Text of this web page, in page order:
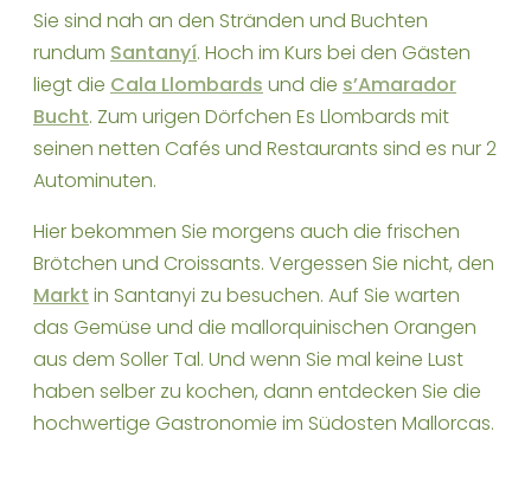
Sie sind nah an den Stränden und Buchten
rundum Santanyí. Hoch im Kurs bei den Gästen
liegt die Cala Llombards und die s’Amarador
Bucht. Zum urigen Dörfchen Es Llombards mit
seinen netten Cafés und Restaurants sind es nur 2
Autominuten.
Hier bekommen Sie morgens auch die frischen
Brötchen und Croissants. Vergessen Sie nicht, den
Markt in Santanyi zu besuchen. Auf Sie warten
das Gemüse und die mallorquinischen Orangen
aus dem Soller Tal. Und wenn Sie mal keine Lust
haben selber zu kochen, dann entdecken Sie die
hochwertige Gastronomie im Südosten Mallorcas.